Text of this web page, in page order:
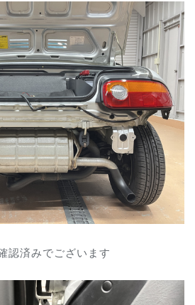
認済みでございます